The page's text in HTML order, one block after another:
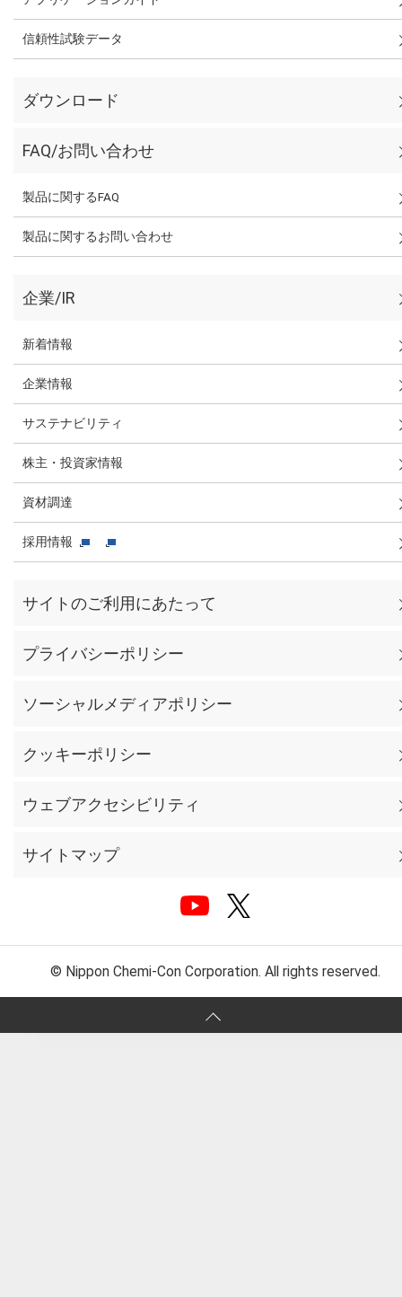
信頼性試験データ
ダウンロード
FAQ/お問い合わせ
製品に関するFAQ
製品に関するお問い合わせ
企業/IR
新着情報
企業情報
サステナビリティ
株主・投資家情報
資材調達
採用情報
サイトのご利用にあたって
プライバシーポリシー
ソーシャルメディアポリシー
クッキーポリシー
ウェブアクセシビリティ
サイトマップ
© Nippon Chemi-Con Corporation. All rights reserved.